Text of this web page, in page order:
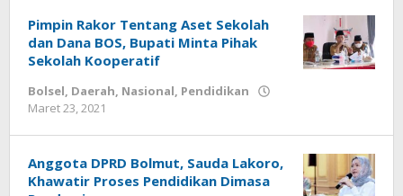
Pimpin Rakor Tentang Aset Sekolah
dan Dana BOS, Bupati Minta Pihak
Sekolah Kooperatif
Bolsel, Daerah, Nasional, Pendidikan
Maret 23, 2021
Anggota DPRD Bolmut, Sauda Lakoro,
Khawatir Proses Pendidikan Dimasa